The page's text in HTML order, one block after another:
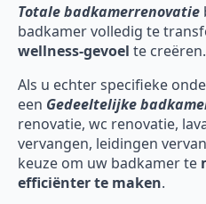
Totale badkamerrenovatie
badkamer volledig te
wellness-gevoel te creëren.
Als u echter specifieke
een Gedeeltelijke
renovatie, wc renovatie,
vervangen, leidingen
keuze om uw badkamer te
efficiënter te maken.